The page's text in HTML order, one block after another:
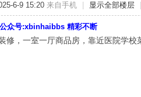
6-9 15:20 来自手机 显示全部楼层
众号:xbinhaibbs 精彩不断
修，一室一厅商品房，靠近医院学